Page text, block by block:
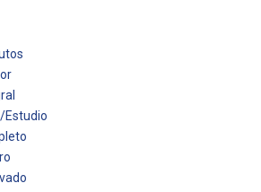
Estudio